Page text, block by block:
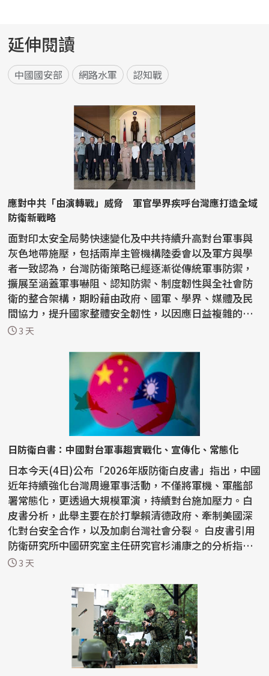
延伸閱讀
中國國安部 網路水軍 認知戰
應對中共「由演轉戰」威脅 軍官學界疾呼台灣應打造全域
防衛新戰略
面對印太安全局勢快速變化及中共持續升高對台軍事與
灰色地帶施壓，包括兩岸主管機構陸委會以及軍方與學
者一致認為，台灣防衛策略已經逐漸從傳統軍事防禦，
擴展至涵蓋軍事嚇阻、認知防禦、制度韌性與全社會防
衛的整合架構，期盼藉由政府、國軍、學界、媒體及民
間協力，提升國家整體安全韌性，以因應日益複雜的安
全挑戰。...
3 天
日防衛白書：中國對台軍事趨實戰化、宣傳化、常態化
日本今天(4日)公布「2026年版防衛白皮書」指出，中國
近年持續強化台灣周邊軍事活動，不僅將軍機、軍艦部
署常態化，更透過大規模軍演，持續對台施加壓力。白
皮書分析，此舉主要在於打擊賴清德政府、牽制美國深
化對台安全合作，以及加劇台灣社會分裂。 白皮書引用
防衛研究所中國研究室主任研究官杉浦康之的分析指
出，中...
3 天